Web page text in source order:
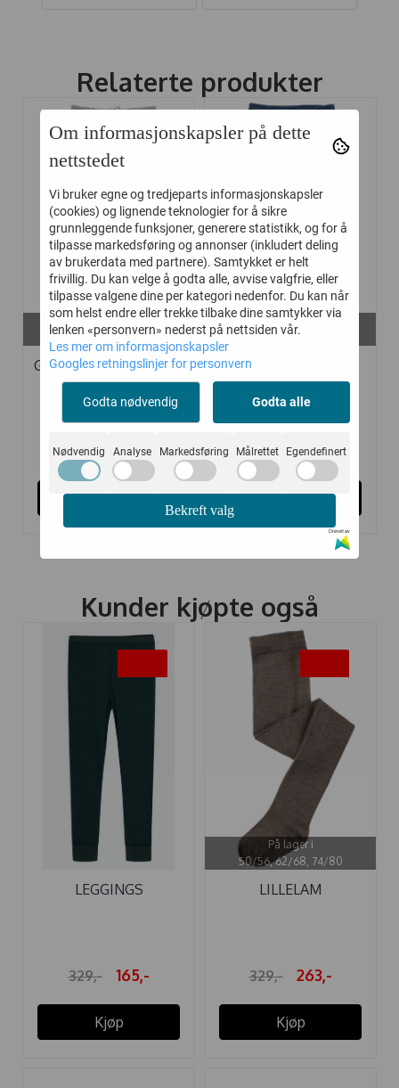
Relaterte produkter
-40%
På lager i
140-146
GRO BUKSE PAW SAGE
599,- 359,-
Kjøp
-40%
På lager i
140-146, 152/158
GRO BUKSE PAW
MIDNIGHT
599,- 359,-
Kjøp
Kunder kjøpte også
LEGGINGS
329,- 165,-
Kjøp
På lager i
50/56, 62/68, 74/80
LILLELAM
329,- 263,-
Kjøp
Om informasjonskapsler på dette
nettstedet
Vi bruker egne og tredjeparts informasjonskapsler
(cookies) og lignende teknologier for å sikre
grunnleggende funksjoner, generere statistikk, og for å
tilpasse markedsføring og annonser (inkludert deling
av brukerdata med partnere). Samtykket er helt
frivillig. Du kan velge å godta alle, avvise valgfrie, eller
tilpasse valgene dine per kategori nedenfor. Du kan når
som helst endre eller trekke tilbake dine samtykker via
lenken «personvern» nederst på nettsiden vår.
Les mer om informasjonskapsler
Googles retningslinjer for personvern
Godta nødvendig Godta alle
Nødvendig Analyse Markedsføring Målrettet Egendefinert
Bekreft valg
Drevet av